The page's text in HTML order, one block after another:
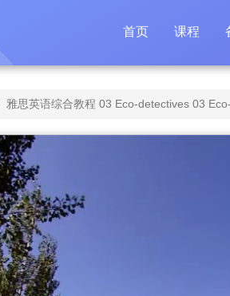
首页 课程
雅思英语综合教程 03 Eco-detectives 03